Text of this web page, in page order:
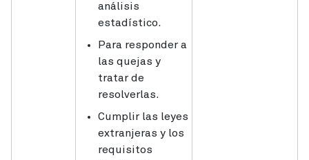
análisis
estadístico.
Para responder a
las quejas y
tratar de
resolverlas.
Cumplir las leyes
extranjeras y los
requisitos